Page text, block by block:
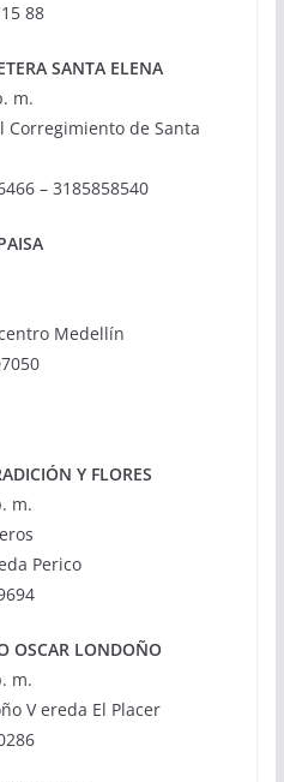
88
SANTA ELENA
m.
Corregimiento de Santa
– 3185858540
Medellín
Y FLORES
m.
Perico
OSCAR LONDOÑO
m.
V ereda El Placer